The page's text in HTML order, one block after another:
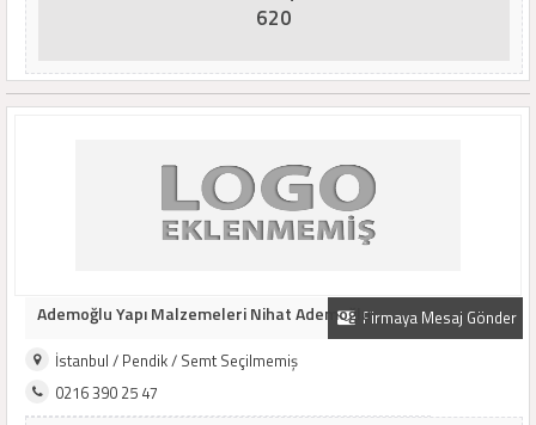
620
Firmaya Mesaj Gönder
Ademoğlu Yapı Malzemeleri Nihat Ademoğlu
İstanbul / Pendik / Semt Seçilmemiş
0216 390 25 47